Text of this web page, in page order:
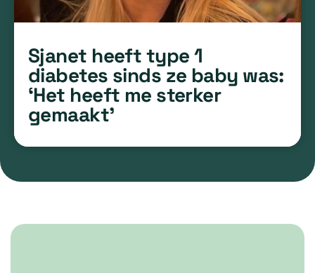
Sjanet heeft type 1
diabetes sinds ze baby was:
‘Het heeft me sterker
gemaakt’